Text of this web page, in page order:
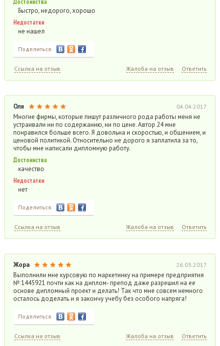
Достоинства
Быстро, недорого, хорошо
Недостатки
не нашел
Поделиться:
Ссылка на отзыв Жалоба на отзыв Ответить
Оля 04.04.2017
Многие фирмы, которые пишут различного рода работы меня не
устраивали ни по содержанию, ни по цене. Автор 24 мне
понравился больше всего. Я довольна и скоростью, и общением, и
ценовой политикой. Относительно не дорого я заплатила за то,
чтобы мне написали дипломную работу.
Достоинства
качество
Недостатки
нет
Поделиться:
Ссылка на отзыв Жалоба на отзыв Ответить
Жора 26.03.2017
Выполнили мне курсовую по маркетинку на примере предприятия
№ 1445921 почти как на диплом- препод даже разрешил на ее
основе дипломный проект и делать! Так что мне совсем немного
осталось доделать и я закончу учебу без особого напряга!
Поделиться:
Ссылка на отзыв Жалоба на отзыв Ответить